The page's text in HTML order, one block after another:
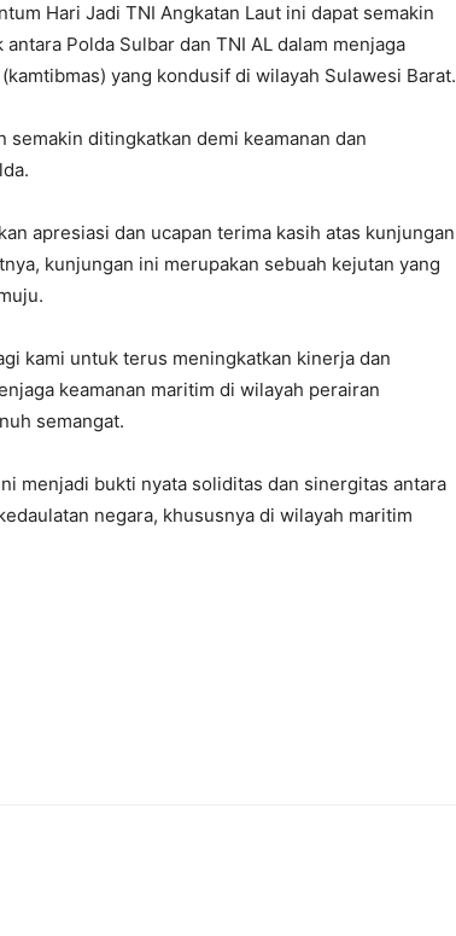
Hari Jadi TNI Angkatan Laut ini dapat semakin
Polda Sulbar dan TNI AL dalam menjaga
yang kondusif di wilayah Sulawesi Barat.
ditingkatkan demi keamanan dan
apresiasi dan ucapan terima kasih atas kunjungan
kunjungan ini merupakan sebuah kejutan yang
kami untuk terus meningkatkan kinerja dan
keamanan maritim di wilayah perairan
semangat.
menjadi bukti nyata soliditas dan sinergitas antara
negara, khususnya di wilayah maritim